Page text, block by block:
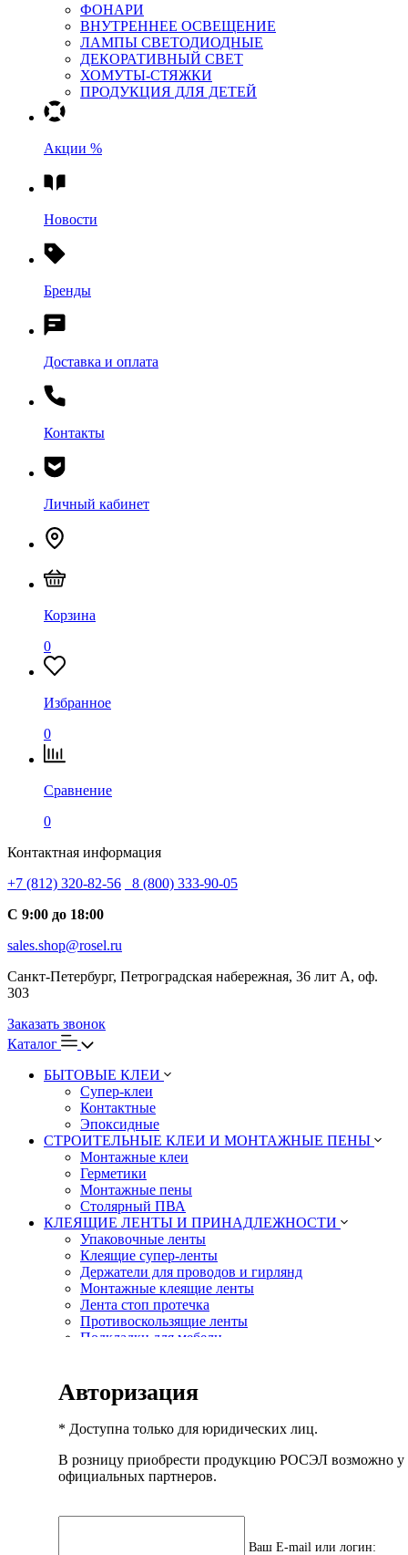
ФОНАРИ
ВНУТРЕННЕЕ ОСВЕЩЕНИЕ
ЛАМПЫ СВЕТОДИОДНЫЕ
ДЕКОРАТИВНЫЙ СВЕТ
ХОМУТЫ-СТЯЖКИ
ПРОДУКЦИЯ ДЛЯ ДЕТЕЙ
Акции %
Новости
Бренды
Доставка и оплата
Контакты
Личный кабинет
Корзина
0
Избранное
0
Сравнение
0
Контактная информация
+7 (812) 320-82-56
8 (800) 333-90-05
С 9:00 до 18:00
sales.shop@rosel.ru
Санкт-Петербург, Петроградская набережная, 36 лит А, оф.
303
Заказать звонок
Каталог
БЫТОВЫЕ КЛЕИ
Супер-клеи
Контактные
Эпоксидные
СТРОИТЕЛЬНЫЕ КЛЕИ И МОНТАЖНЫЕ ПЕНЫ
Монтажные клеи
Герметики
Монтажные пены
Столярный ПВА
КЛЕЯЩИЕ ЛЕНТЫ И ПРИНАДЛЕЖНОСТИ
Упаковочные ленты
Клеящие супер-ленты
Держатели для проводов и гирлянд
Монтажные клеящие ленты
Лента стоп протечка
Противоскользящие ленты
Подкладки для мебели
Пальчиковые AA / LR6
Мизинчиковые AAA / LR03
Литиевые 3V
LR41 / 43 / 44 / 54
ИЗОЛЕНТЫ И ИНДИКАТОРНАЯ ОТВЕРТКА
Индикаторная отвертка
Желтая
Авторизация
* Доступна только для юридических лиц.
В розницу приобрести продукцию РОСЭЛ возможно у
официальных партнеров.
Ваш E-mail или логин: